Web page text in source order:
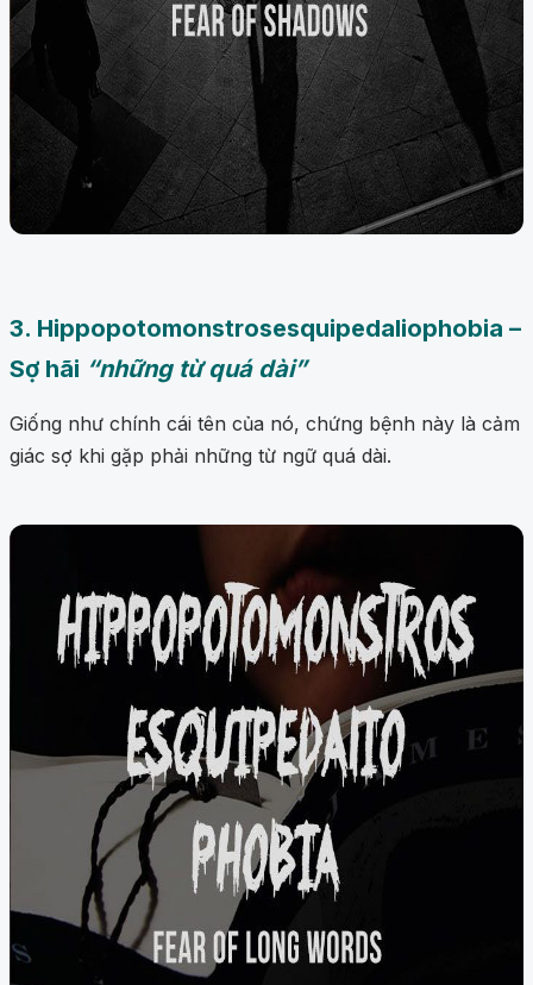
3. Hippopotomonstrosesquipedaliophobia –
Sợ hãi “những từ quá dài”
Giống như chính cái tên của nó, chứng bệnh này là cảm
giác sợ khi gặp phải những từ ngữ quá dài.